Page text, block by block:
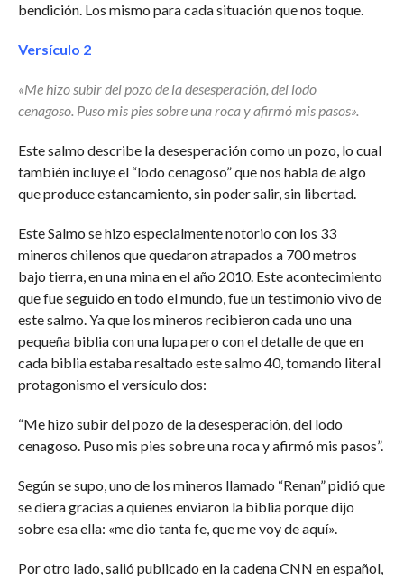
bendición. Los mismo para cada situación que nos toque.
Versículo 2
«Me hizo subir del pozo de la desesperación, del lodo
cenagoso. Puso mis pies sobre una rocay afirmó mis pasos».
Este salmo describe la desesperación como un pozo, lo cual
también incluye el “lodo cenagoso” que nos habla de algo
que produce estancamiento, sin poder salir, sin libertad.
Este Salmo se hizo especialmente notorio con los 33
mineros chilenos que quedaron atrapados a 700 metros
bajo tierra, en una mina en el año 2010. Este acontecimiento
que fue seguido en todo el mundo, fue un testimonio vivo de
este salmo. Ya que los mineros recibieron cada uno una
pequeña biblia con una lupa pero con el detalle de que en
cada biblia estaba resaltado este salmo 40, tomando literal
protagonismo el versículo dos:
“Me hizo subir del pozo de la desesperación, del lodo
cenagoso. Puso mis pies sobre una roca y afirmó mis pasos”.
Según se supo, uno de los mineros llamado “Renan” pidió que
se diera gracias a quienes enviaron la biblia porque dijo
sobre esa ella: «me dio tanta fe, que me voy de aquí».
Por otro lado, salió publicado en la cadena CNN en español,